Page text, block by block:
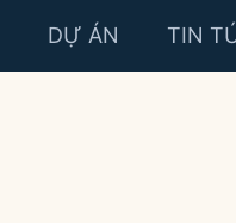
DỰ ÁN TIN